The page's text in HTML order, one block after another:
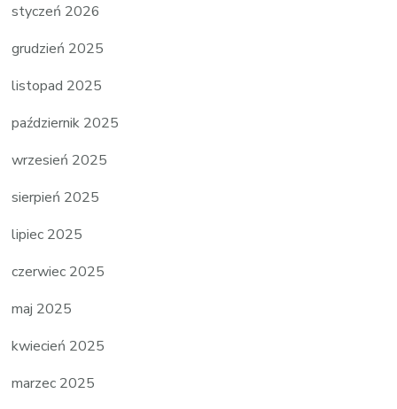
styczeń 2026
grudzień 2025
listopad 2025
październik 2025
wrzesień 2025
sierpień 2025
lipiec 2025
czerwiec 2025
maj 2025
kwiecień 2025
marzec 2025